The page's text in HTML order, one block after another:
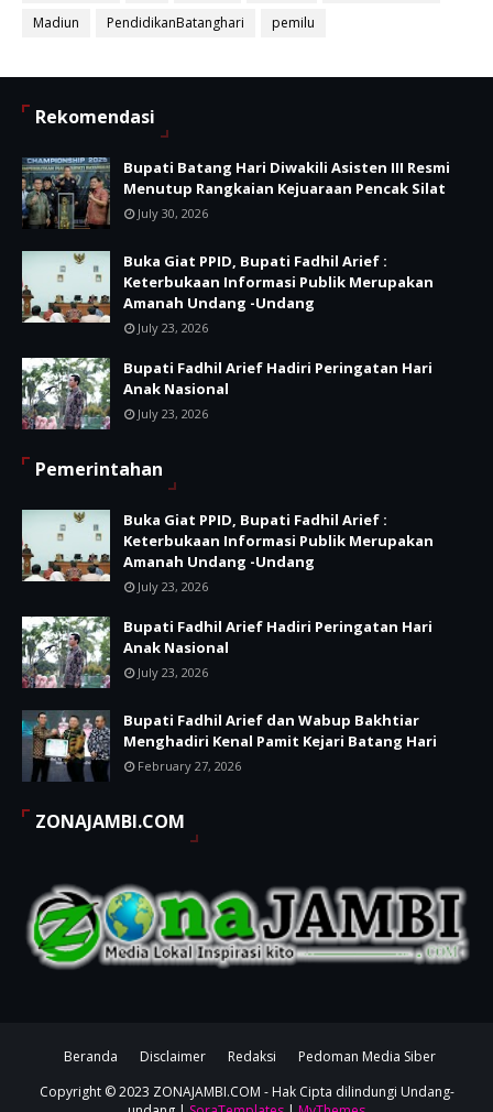
Madiun
PendidikanBatanghari pemilu
Rekomendasi
Bupati Batang Hari Diwakili Asisten III Resmi
Menutup Rangkaian Kejuaraan Pencak Silat
July 30, 2026
Buka Giat PPID, Bupati Fadhil Arief :
Keterbukaan Informasi Publik Merupakan
Amanah Undang -Undang
July 23, 2026
Bupati Fadhil Arief Hadiri Peringatan Hari
Anak Nasional
July 23, 2026
Pemerintahan
Buka Giat PPID, Bupati Fadhil Arief :
Keterbukaan Informasi Publik Merupakan
Amanah Undang -Undang
July 23, 2026
Bupati Fadhil Arief Hadiri Peringatan Hari
Anak Nasional
July 23, 2026
Bupati Fadhil Arief dan Wabup Bakhtiar
Menghadiri Kenal Pamit Kejari Batang Hari
February 27, 2026
ZONAJAMBI.COM
Beranda Disclaimer Redaksi
Pedoman Media Siber
Copyright © 2023 ZONAJAMBI.COM - Hak Cipta dilindungi Undang-